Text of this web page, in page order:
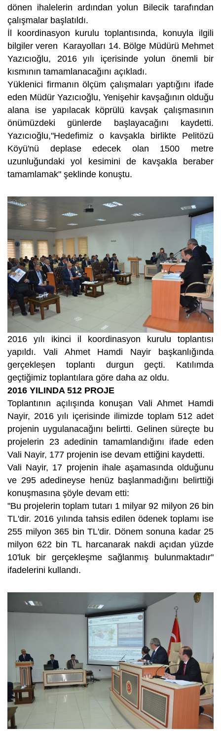
dönen ihalelerin ardından yolun Bilecik tarafından
çalışmalar başlatıldı.
İl koordinasyon kurulu toplantısında, konuyla ilgili
bilgiler veren Karayolları 14. Bölge Müdürü Mehmet
Yazıcıoğlu, 2016 yılı içerisinde yolun önemli bir
kısmının tamamlanacağını açıkladı.
Yüklenici firmanın ölçüm çalışmaları yaptığını ifade
eden Müdür Yazıcıoğlu, Yenişehir kavşağının olduğu
alana ise yapılacak köprülü kavşak çalışmasının
önümüzdeki günlerde başlayacağını kaydetti.
Yazıcıoğlu,"Hedefimiz o kavşakla birlikte Pelitözü
Köyü'nü deplase edecek olan 1500 metre
uzunluğundaki yol kesimini de kavşakla beraber
tamamlamak" şeklinde konuştu.
2016 yılı ikinci il koordinasyon kurulu toplantısı
yapıldı. Vali Ahmet Hamdi Nayir başkanlığında
gerçekleşen toplantı durgun geçti. Katılımda
geçtiğimiz toplantılara göre daha az oldu.
2016 YILINDA 512 PROJE
Toplantının açılışında konuşan Vali Ahmet Hamdi
Nayir, 2016 yılı içerisinde ilimizde toplam 512 adet
projenin uygulanacağını belirtti. Gelinen süreçte bu
projelerin 23 adedinin tamamlandığını ifade eden
Vali Nayir, 177 projenin ise devam ettiğini kaydetti.
Vali Nayir, 17 projenin ihale aşamasında olduğunu
ve 295 adedineyse henüz başlanmadığını belirttiği
konuşmasına şöyle devam etti:
"Bu projelerin toplam tutarı 1 milyar 92 milyon 26 bin
TL'dir. 2016 yılında tahsis edilen ödenek toplamı ise
255 milyon 365 bin TL'dir. Dönem sonuna kadar 25
milyon 622 bin TL harcanarak nakdi açıdan yüzde
10'luk bir gerçekleşme sağlanmış bulunmaktadır"
ifadelerini kullandı.